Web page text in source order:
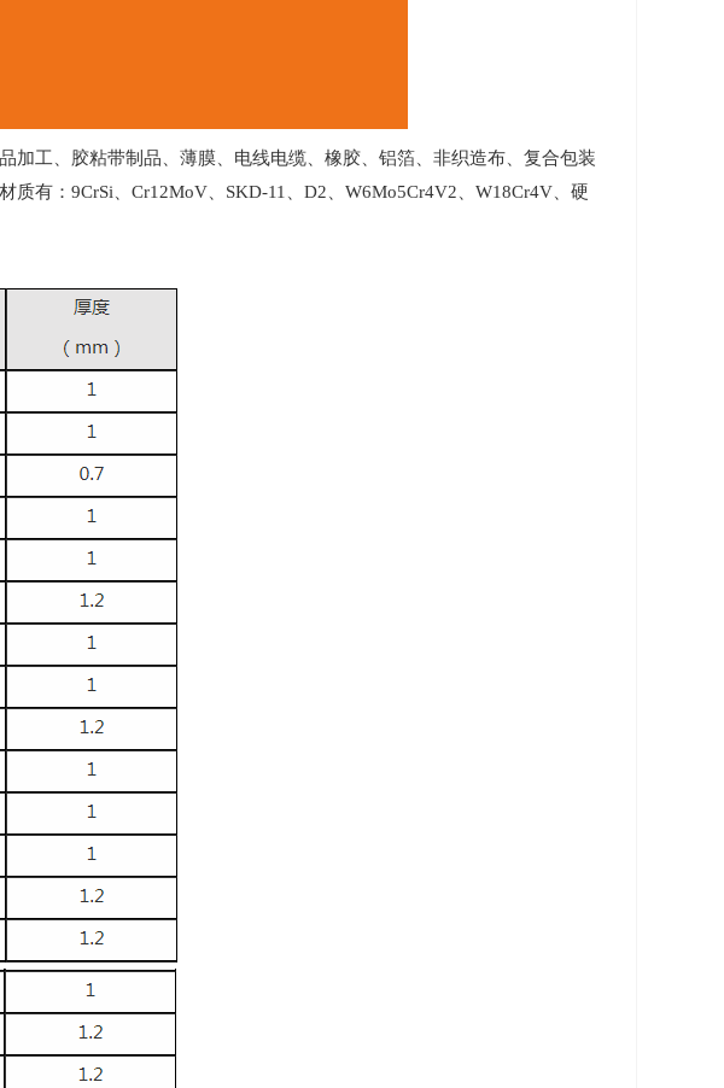
加工、胶粘带制品、薄膜、电线电缆、橡胶、铝箔、非织造布、复合包装
有：9CrSi、Cr12MoV、SKD-11、D2、W6Mo5Cr4V2、W18Cr4V、硬